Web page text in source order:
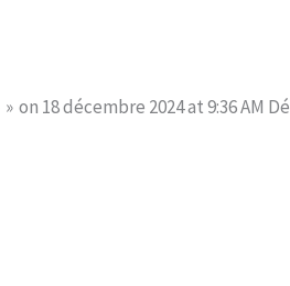
on 18 décembre 2024 at 9:36 AM